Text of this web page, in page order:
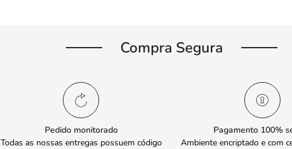
Compra Segura
Pedido monitorado
Todas as nossas entregas possuem código
Pagamento 100%
Ambiente encriptado e com